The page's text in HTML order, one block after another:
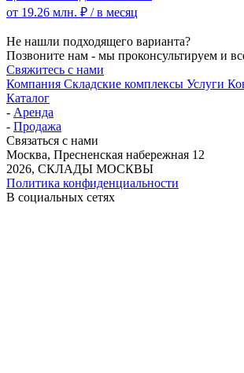
от 19.26 млн. ₽ / в месяц
Не нашли подходящего варианта?
Позвоните нам - мы проконсультируем и
Свяжитесь с нами
Компания Складские комплексы Услуги
Каталог
- Аренда
- Продажа
Связаться с нами
Москва, Пресненская набережная 12
2026, СКЛАДЫ МОСКВЫ
Политика конфиденциальности
В социальных сетях